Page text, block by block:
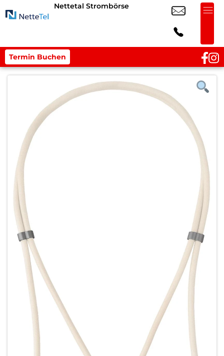
Nettetal Strombörse
Termin Buchen